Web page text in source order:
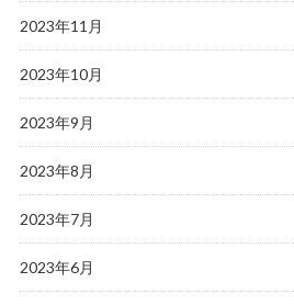
2023年11月
2023年10月
2023年9月
2023年8月
2023年7月
2023年6月